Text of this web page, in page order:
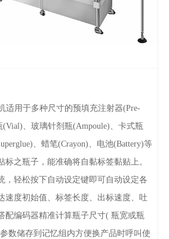
适用于多种尺寸的预填充注射器(Pre-
(Vial)、玻璃针剂瓶(Ampoule)、卡式瓶
、蜡笔(Crayon)、电池(Battery)等
标之瓶子，能准确将自黏标签黏贴上。
，轻松按下自动设定键即可自动设定各
速度初始值、标签长度、出标速度、吐
配编码器精准计算瓶子尺寸( 瓶宽或瓶
数储存到记忆组内方便换产品时呼叫使